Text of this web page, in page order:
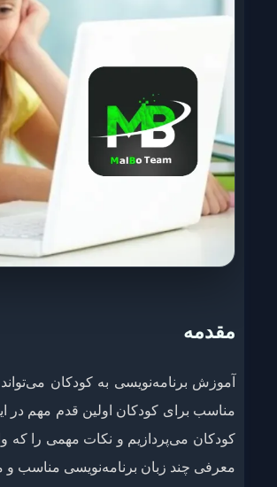
مقدمه
آموزش برنامه‌نویسی به کودکان
کودکان می‌پردازیم و نکات مهمی را که
معرفی چند زبان برنامه‌نویسی مناسب و